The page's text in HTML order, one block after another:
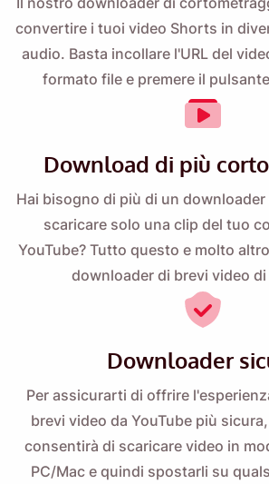
convertire i tuoi video Shorts in
audio. Basta incollare l'URL del
formato file e premere il
Download di più
Hai bisogno di più di un
scaricare solo una clip del tuo
YouTube? Tutto questo e molto
downloader di brevi video di
Downloader
Per assicurarti di offrire
brevi video da YouTube più
consentirà di scaricare video in
PC/Mac e quindi spostarli su
Selezionando questa opzione, accetti